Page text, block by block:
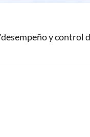
y control